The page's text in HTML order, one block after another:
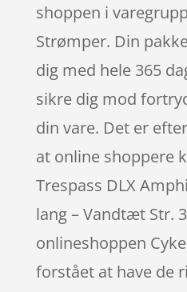
shoppen i
Strømper. Din
dig med hele 365
sikre dig mod
din vare. Det er
at online shoppere
Trespass DLX
lang – Vandtæt Str.
onlineshoppen
forstået at have de